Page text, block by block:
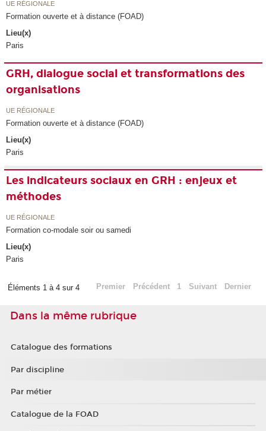
UE RÉGIONALE
Formation ouverte et à distance (FOAD)
Lieu(x)
Paris
GRH, dialogue social et transformations des
organisations
UE RÉGIONALE
Formation ouverte et à distance (FOAD)
Lieu(x)
Paris
Les indicateurs sociaux en GRH : enjeux et
méthodes
UE RÉGIONALE
Formation co-modale soir ou samedi
Lieu(x)
Paris
Éléments 1 à 4 sur 4 Premier Précédent 1 Suivant Dernier
Dans la même rubrique
Catalogue des formations
Par discipline
Par métier
Catalogue de la FOAD